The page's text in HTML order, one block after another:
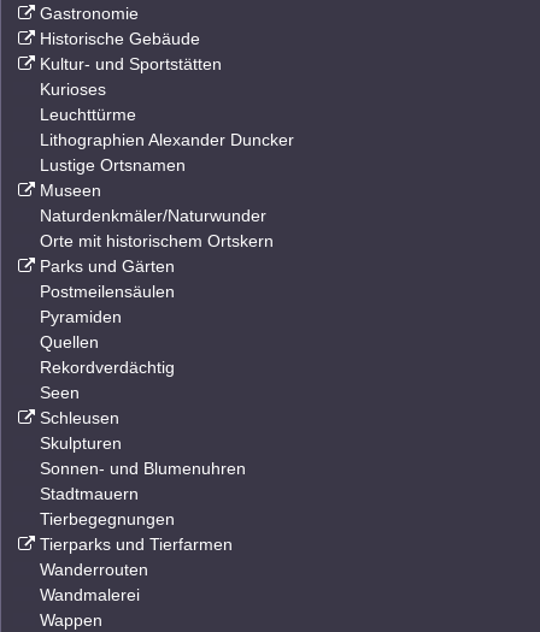
Gastronomie
Historische Gebäude
Kultur- und Sportstätten
Kurioses
Leuchttürme
Lithographien Alexander Duncker
Lustige Ortsnamen
Museen
Naturdenkmäler/Naturwunder
Orte mit historischem Ortskern
Parks und Gärten
Postmeilensäulen
Pyramiden
Quellen
Rekordverdächtig
Seen
Schleusen
Skulpturen
Sonnen- und Blumenuhren
Stadtmauern
Tierbegegnungen
Tierparks und Tierfarmen
Wanderrouten
Wandmalerei
Wappen